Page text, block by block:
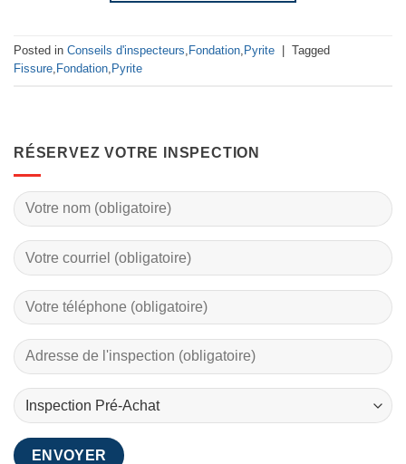
Posted in Conseils d'inspecteurs, Fondation, Pyrite
Tagged
Fissure, Fondation, Pyrite
RÉSERVEZ VOTRE INSPECTION